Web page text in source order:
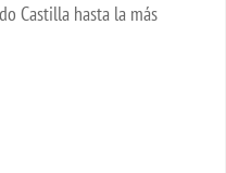
Castilla hasta la más